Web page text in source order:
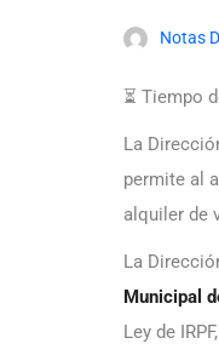
Notas
⏳ Tiempo
La
permite al
alquiler de
La
Municipal
Ley de